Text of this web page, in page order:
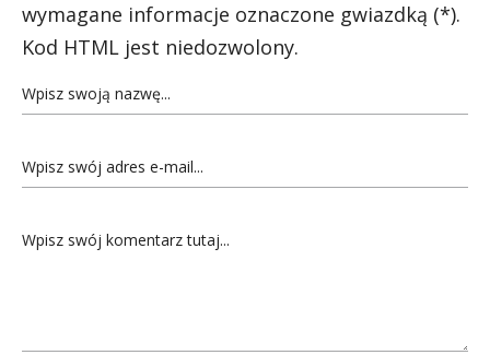
wymagane informacje oznaczone gwiazdką (*).
Kod HTML jest niedozwolony.